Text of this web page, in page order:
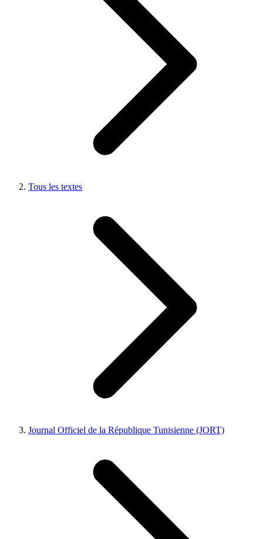
Tous les textes
Journal Officiel de la République Tunisienne (JORT)